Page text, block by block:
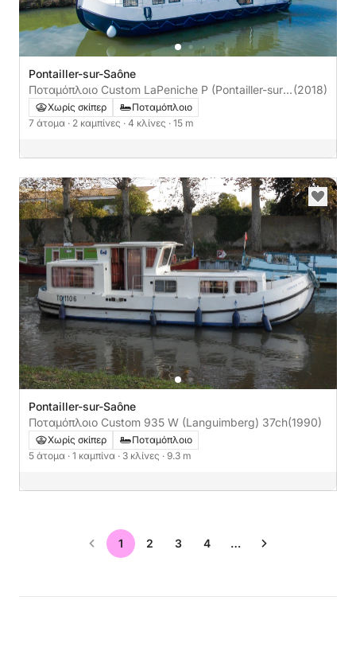
Pontailler-sur-Saône
Ποταμόπλοιο Custom LaPeniche P (Pontailler-sur-
Saône) 50ch
(2018)
Χωρίς σκίπερ
Ποταμόπλοιο
7 άτομα · 2 καμπίνες · 4 κλίνες · 15 m
Pontailler-sur-Saône
Ποταμόπλοιο Custom 935 W (Languimberg) 37ch(1990)
Χωρίς σκίπερ
Ποταμόπλοιο
5 άτομα · 1 καμπίνα · 3 κλίνες · 9.3 m
1 2 3 4 …